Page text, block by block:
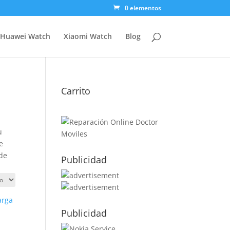
0 elementos
Huawei Watch Xiaomi Watch Blog
Carrito
Publicidad
Publicidad